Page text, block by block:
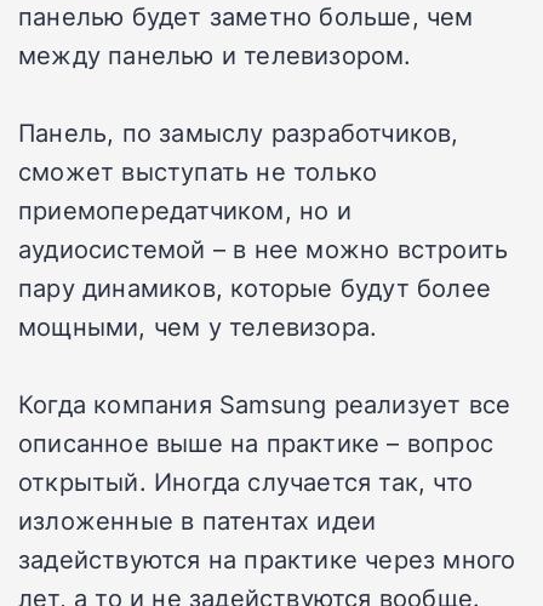
панелью будет заметно больше, чем
между панелью и телевизором.
Панель, по замыслу разработчиков,
сможет выступать не только
приемопередатчиком, но и
аудиосистемой – в нее можно встроить
пару динамиков, которые будут более
мощными, чем у телевизора.
Когда компания Samsung реализует все
описанное выше на практике – вопрос
открытый. Иногда случается так, что
изложенные в патентах идеи
задействуются на практике через много
лет, а то и не задействуются вообще.